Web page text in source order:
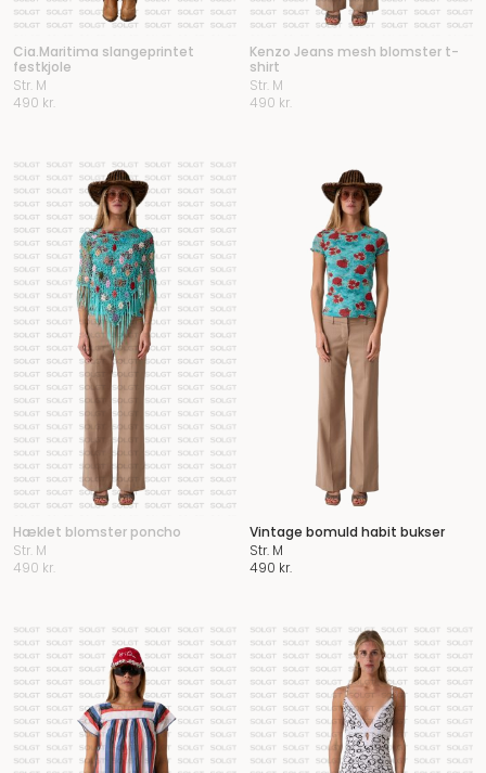
Cia.Maritima slangeprintet
festkjole
Str. M
490 kr.
Kenzo Jeans mesh blomster t-
shirt
Str. M
490 kr.
Hæklet blomster poncho
Str. M
490 kr.
Vintage bomuld habit bukser
Str. M
490 kr.